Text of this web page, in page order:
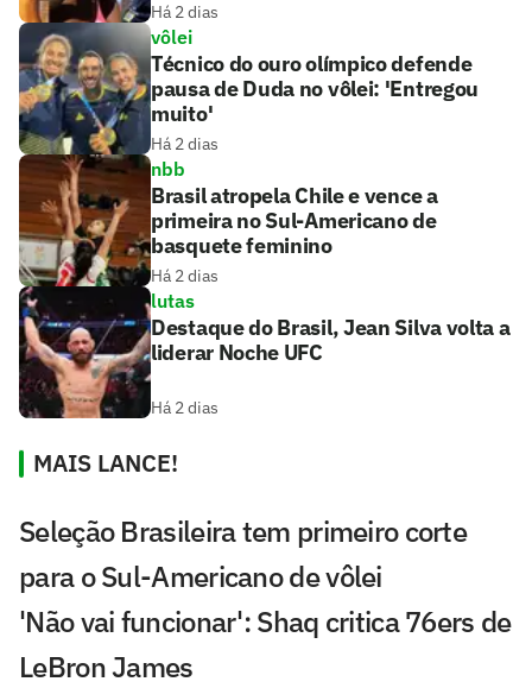
Há 2 dias
vôlei
Técnico do ouro olímpico defende
pausa de Duda no vôlei: 'Entregou
muito'
Há 2 dias
nbb
Brasil atropela Chile e vence a
primeira no Sul-Americano de
basquete feminino
Há 2 dias
lutas
Destaque do Brasil, Jean Silva volta a
liderar Noche UFC
Há 2 dias
MAIS LANCE!
Seleção Brasileira tem primeiro corte
para o Sul-Americano de vôlei
'Não vai funcionar': Shaq critica 76ers de
LeBron James